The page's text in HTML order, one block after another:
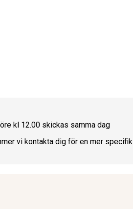
kl 12.00 skickas samma dag
vi kontakta dig för en mer specifik